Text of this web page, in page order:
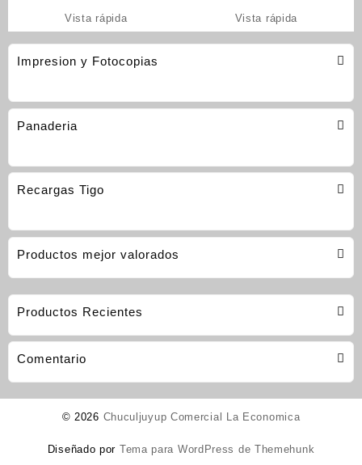
Impresion y Fotocopias
Panaderia
Recargas Tigo
Productos mejor valorados
Vista rápida Vista rápida
Productos Recientes
Comentario
© 2026 Chuculjuyup Comercial La Economica
Diseñado por Tema para WordPress de Themehunk